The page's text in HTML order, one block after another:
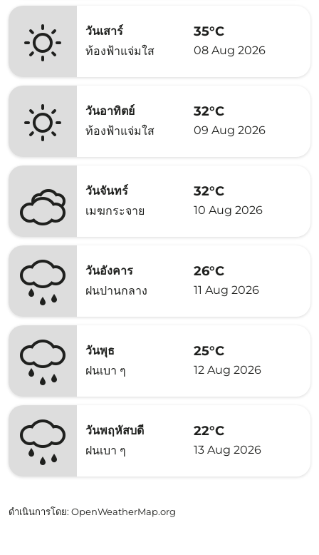
วันเสาร์
ท้องฟ้าแจ่มใส
35°C
08 Aug 2026
วันอาทิตย์
ท้องฟ้าแจ่มใส
32°C
09 Aug 2026
วันจันทร์
เมฆกระจาย
32°C
10 Aug 2026
วันอังคาร
ฝนปานกลาง
26°C
11 Aug 2026
วันพุธ
ฝนเบา ๆ
25°C
12 Aug 2026
วันพฤหัสบดี
ฝนเบา ๆ
22°C
13 Aug 2026
ดำเนินการโดย: OpenWeatherMap.org